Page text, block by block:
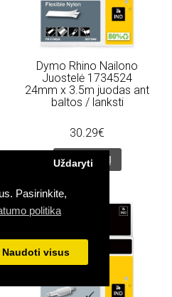
Pasirinkite,
politika
Uždaryti
Naudoti visus
Dymo Rhino Nailono
Juostelė 1734524
24mm x 3.5m juodas ant
baltos / lanksti
30.29€
Į KREPŠELĮ